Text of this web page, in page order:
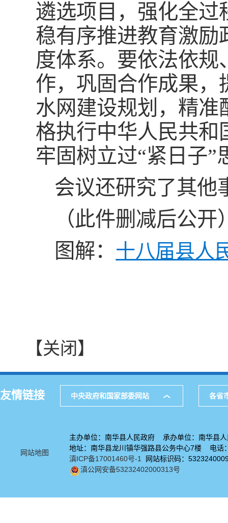
遴选项目，强化全过
稳有序推进教育激励
度体系。要依法依
作，巩固合作成果，
水网建设规划，精准
格执行中华人民共和
牢固树立过“紧日子
会议还研究了其他
（此件删减后公开
图解： 十八届县人
【关闭】
友情链接 中央政府和国家部委网站 各省
网站地图
主办单位：南华县人民政府 承办单位：南华县人
地址：南华县龙川镇华强路县公务中心7楼 电
滇ICP备17001460号-1
网站标识码：
滇公网安备53232402000313号